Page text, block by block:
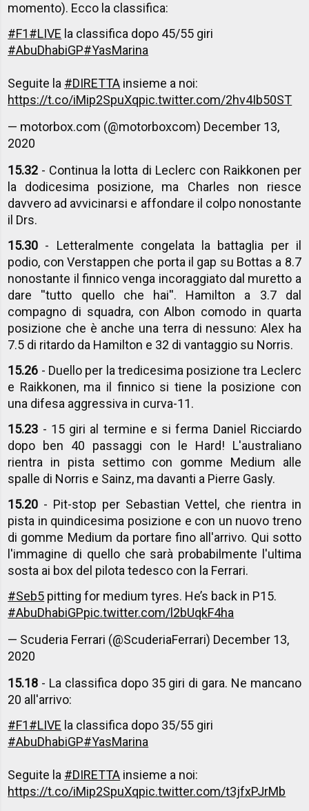
momento). Ecco la classifica:
#F1#LIVE la classifica dopo 45/55 giri
#AbuDhabiGP#YasMarina
Seguite la #DIRETTA insieme a noi:
https://t.co/iMip2SpuXqpic.twitter.com/2hv4Ib50ST
— motorbox.com (@motorboxcom) December 13,
2020
15.32 - Continua la lotta di Leclerc con Raikkonen per
la dodicesima posizione, ma Charles non riesce
davvero ad avvicinarsi e affondare il colpo nonostante
il Drs.
15.30 - Letteralmente congelata la battaglia per il
podio, con Verstappen che porta il gap su Bottas a 8.7
nonostante il finnico venga incoraggiato dal muretto a
dare ''tutto quello che hai''. Hamilton a 3.7 dal
compagno di squadra, con Albon comodo in quarta
posizione che è anche una terra di nessuno: Alex ha
7.5 di ritardo da Hamilton e 32 di vantaggio su Norris.
15.26 - Duello per la tredicesima posizione tra Leclerc
e Raikkonen, ma il finnico si tiene la posizione con
una difesa aggressiva in curva-11.
15.23 - 15 giri al termine e si ferma Daniel Ricciardo
dopo ben 40 passaggi con le Hard! L'australiano
rientra in pista settimo con gomme Medium alle
spalle di Norris e Sainz, ma davanti a Pierre Gasly.
15.20 - Pit-stop per Sebastian Vettel, che rientra in
pista in quindicesima posizione e con un nuovo treno
di gomme Medium da portare fino all'arrivo. Qui sotto
l'immagine di quello che sarà probabilmente l'ultima
sosta ai box del pilota tedesco con la Ferrari.
#Seb5 pitting for medium tyres. He’s back in P15.
#AbuDhabiGPpic.twitter.com/l2bUqkF4ha
— Scuderia Ferrari (@ScuderiaFerrari) December 13,
2020
15.18 - La classifica dopo 35 giri di gara. Ne mancano
20 all'arrivo:
#F1#LIVE la classifica dopo 35/55 giri
#AbuDhabiGP#YasMarina
Seguite la #DIRETTA insieme a noi:
https://t.co/iMip2SpuXqpic.twitter.com/t3jfxPJrMb